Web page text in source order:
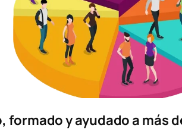
formado y ayudado a más